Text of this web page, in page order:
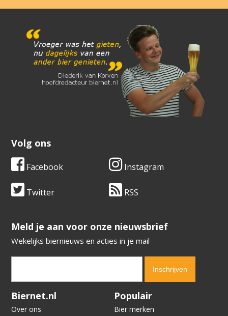
Volg ons
Facebook Instagram
Twitter RSS
​​​​​​​Meld je aan voor onze nieuwsbrief
Wekelijks biernieuws en acties in je mail
Verification code:
Biernet.nl
Over ons
Populair
Bier merken